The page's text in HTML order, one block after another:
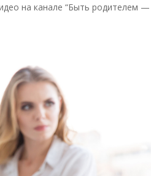
на канале “Быть родителем —